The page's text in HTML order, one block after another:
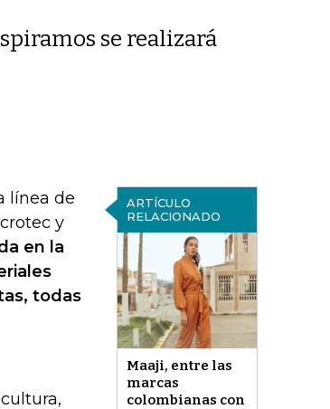
se realizará
ARTÍCULO
RELACIONADO
Maaji, entre las
marcas
colombianas con
línea de
y
en la
todas